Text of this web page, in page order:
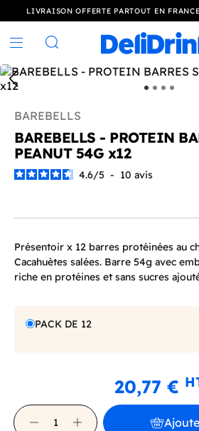
LIVRAISON OFFERTE PARTOUT EN
Rechercher
BAREBELLS
BAREBELLS - PROTEIN
PEANUT 54G x12
4.6/5 - 10 avis
Présentoir x 12 barres protéinées au
Cacahuètes salées. Barre 54g avec
riche en protéines et sans sucres
PACK DE 12
20,77 €